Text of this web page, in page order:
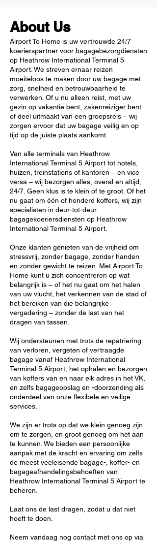
About Us
Airport To Home is uw vertrouwde 24/7
koerierspartner voor bagagebezorgdiensten
op Heathrow International Terminal 5
Airport. We streven ernaar reizen
moeiteloos te maken door uw bagage met
zorg, snelheid en betrouwbaarheid te
verwerken. Of u nu alleen reist, met uw
gezin op vakantie bent, zakenreiziger bent
of deel uitmaakt van een groepsreis – wij
zorgen ervoor dat uw bagage veilig en op
tijd op de juiste plaats aankomt.
Van alle terminals van Heathrow
International Terminal 5 Airport tot hotels,
huizen, treinstations of kantoren – en vice
versa – wij bezorgen alles, overal en altijd,
24/7. Geen klus is te klein of te groot. Of het
nu gaat om één of honderd koffers, wij zijn
specialisten in deur-tot-deur
bagagekoeriersdiensten op Heathrow
International Terminal 5 Airport.
Onze klanten genieten van de vrijheid om
stressvrij, zonder bagage, zonder handen
en zonder gewicht te reizen. Met Airport To
Home kunt u zich concentreren op wat
belangrijk is – of het nu gaat om het halen
van uw vlucht, het verkennen van de stad of
het bereiken van die belangrijke
vergadering – zonder de last van het
dragen van tassen.
Wij ondersteunen met trots de repatriëring
van verloren, vergeten of vertraagde
bagage vanaf Heathrow International
Terminal 5 Airport, het ophalen en bezorgen
van koffers van en naar elk adres in het VK,
en zelfs bagageopslag en -doorzending als
onderdeel van onze flexibele en veilige
services.
We zijn er trots op dat we klein genoeg zijn
om te zorgen, en groot genoeg om het aan
te kunnen. We bieden een persoonlijke
aanpak met de kracht en ervaring om zelfs
de meest veeleisende bagage-, koffer- en
bagageafhandelingsbehoeften van
Heathrow International Terminal 5 Airport te
beheren.
Laat ons de last dragen, zodat u dat niet
hoeft te doen.
Neem vandaag nog contact met ons op via